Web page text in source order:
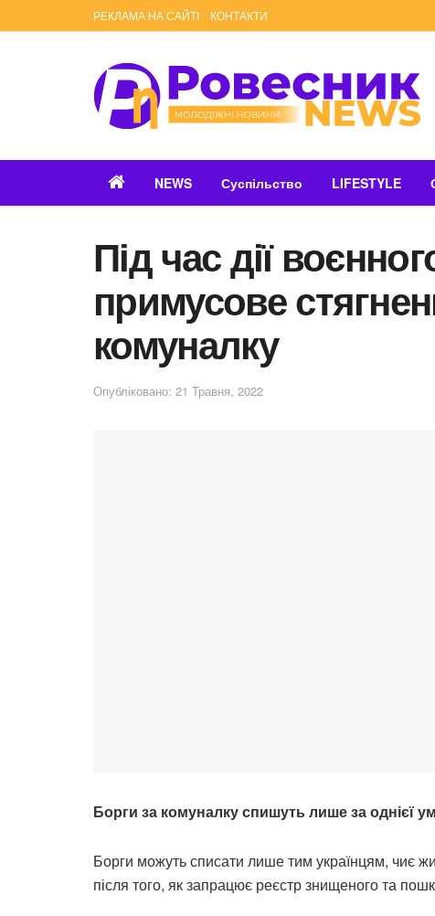
РЕКЛАМА НА САЙТІ КОНТАКТИ
NEWS Суспільство LIFESTYLE
Під час дії
примусове
комуналку
Опубліковано: 21 Травня, 2022
Борги за комуналку спишуть лише за однієї
Борги можуть списати лише тим українцям, чиє
після того, як запрацює реєстр знищеного та